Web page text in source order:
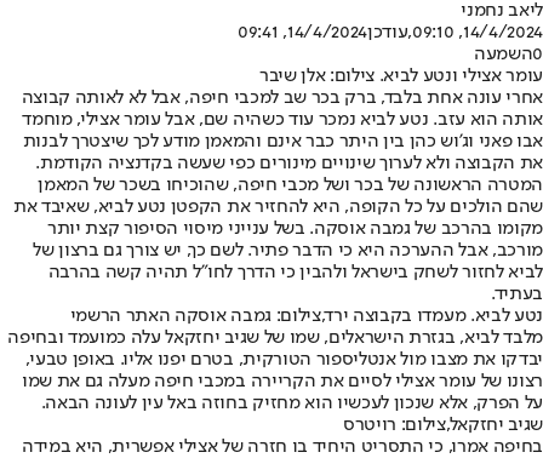
ליאב נחמני
14/4/2024, 09:10
,עודכן14/4/2024, 09:41
0השמעה
עומר אצילי ונטע לביא. צילום: אלן שיבר
אחרי עונה אחת בלבד, ברק בכר שב למכבי חיפה, אבל לא לאותה קבוצה
אותה הוא עזב. נטע לביא נמכר עוד כשהיה שם, אבל עומר אצילי, מוחמד
אבו פאני וג'וש כהן בין היתר כבר אינם והמאמן מודע לכך שיצטרך לבנות
את הקבוצה ולא לערוך שינויים מינורים כפי שעשה בקדנציה הקודמת.
המטרה הראשונה של בכר ושל מכבי חיפה, שהוכיחו בשכר של המאמן
שהם הולכים על כל הקופה, היא להחזיר את הקפטן נטע לביא, שאיבד את
מקומו בהרכב של גמבה אוסקה. בשל ענייני מיסוי הסיפור קצת יותר
מורכב, אבל ההערכה היא כי הדבר פתיר. לשם כך, יש צורך גם ברצון של
לביא לחזור לשחק בישראל ולהבין כי הדרך לחו"ל תהיה קשה בהרבה
בעתיד.
נטע לביא. מעמדו בקבוצה ירד,צילום: גמבה אוסקה האתר הרשמי
מלבד לביא, בגזרת הישראלים, שמו של שגיב יחזקאל עלה כמועמד ובחיפה
יבדקו את מצבו מול אנטליספור הטורקית, בטרם יפנו אליו. באופן טבעי,
רצונו של עומר אצילי לסיים את הקריירה במכבי חיפה מעלה גם את שמו
על הפרק, אלא שנכון לעכשיו הוא מחזיק בחוזה באל עין לעונה הבאה.
שגיב יחזקאל,צילום: רויטרס
בחיפה אמרו, כי התסריט היחיד בו חזרה של אצילי אפשרית, היא במידה